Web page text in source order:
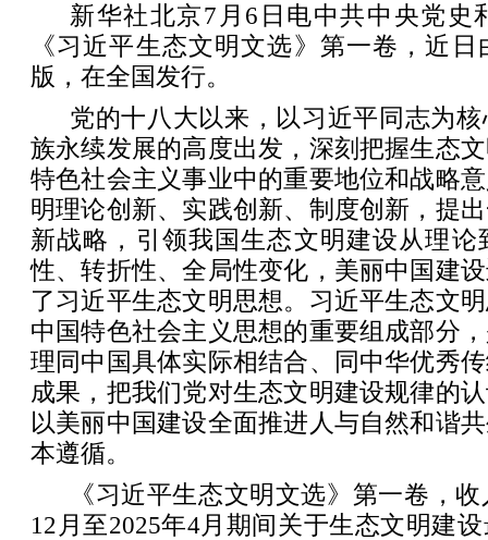
新华社北京7月6日电中共中央党史
《习近平生态文明文选》第一卷，近
版，在全国发行。
党的十八大以来，以习近平同志为
族永续发展的高度出发，深刻把握生态
特色社会主义事业中的重要地位和战略
明理论创新、实践创新、制度创新，提
新战略，引领我国生态文明建设从理论
性、转折性、全局性变化，美丽中国建
了习近平生态文明思想。习近平生态文
中国特色社会主义思想的重要组成部分
理同中国具体实际相结合、同中华优秀
成果，把我们党对生态文明建设规律的
以美丽中国建设全面推进人与自然和谐
本遵循。
《习近平生态文明文选》第一卷，
12月至2025年4月期间关于生态文明建